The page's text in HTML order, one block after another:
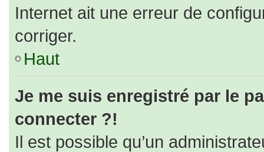
Internet ait une erreur de
corriger.
Haut
Je me suis enregistré par le
connecter ?!
Il est possible qu’un